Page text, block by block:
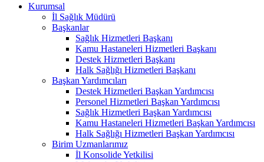
Kurumsal
İl Sağlık Müdürü
Başkanlar
Sağlık Hizmetleri Başkanı
Kamu Hastaneleri Hizmetleri Başkanı
Destek Hizmetleri Başkanı
Halk Sağlığı Hizmetleri Başkanı
Başkan Yardımcıları
Destek Hizmetleri Başkan Yardımcısı
Personel Hizmetleri Başkan Yardımcısı
Sağlık Hizmetleri Başkan Yardımcısı
Kamu Hastaneleri Hizmetleri Başkan Yardımcısı
Halk Sağlığı Hizmetleri Başkan Yardımcısı
Birim Uzmanlarımız
İl Konsolide Yetkilisi